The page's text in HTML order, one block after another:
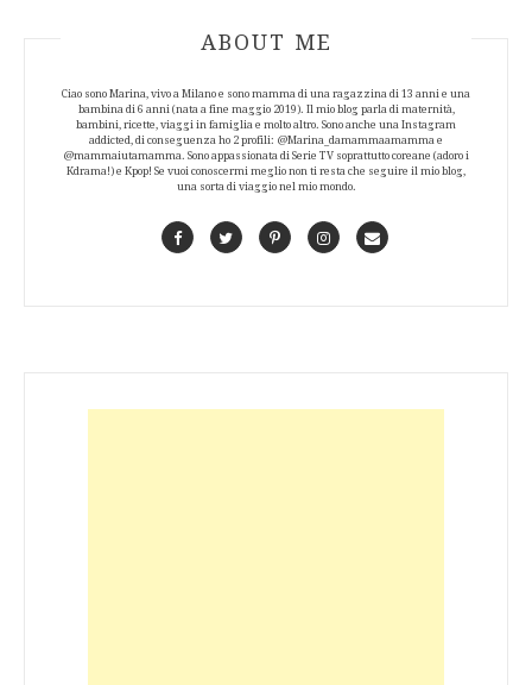
ABOUT AUTHOR
ABOUT ME
Ciao sono Marina, vivo a Milano e sono mamma di una ragazzina di 13 anni e una
bambina di 6 anni (nata a fine maggio 2019). Il mio blog parla di maternità,
bambini, ricette, viaggi in famiglia e molto altro. Sono anche una Instagram
addicted, di conseguenza ho 2 profili: @Marina_damammaamamma e
@mammaiutamamma. Sono appassionata di Serie TV soprattutto coreane (adoro i
Kdrama!) e Kpop! Se vuoi conoscermi meglio non ti resta che seguire il mio blog,
una sorta di viaggio nel mio mondo.
FacebookTwitterPinterestInstagramContact